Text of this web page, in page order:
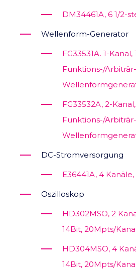
DM34461A, 6 1/2-
Wellenform-Generator
FG33531A. 1-
Funktions-/Arbiträr-
FG33532A, 2-
Funktions-/Arbiträr-
DC-Stromversorgung
E36441A, 4
Oszilloskop
HD302MSO, 2
14Bit, 20Mpts/
HD304MSO, 4
14Bit, 20Mpts/